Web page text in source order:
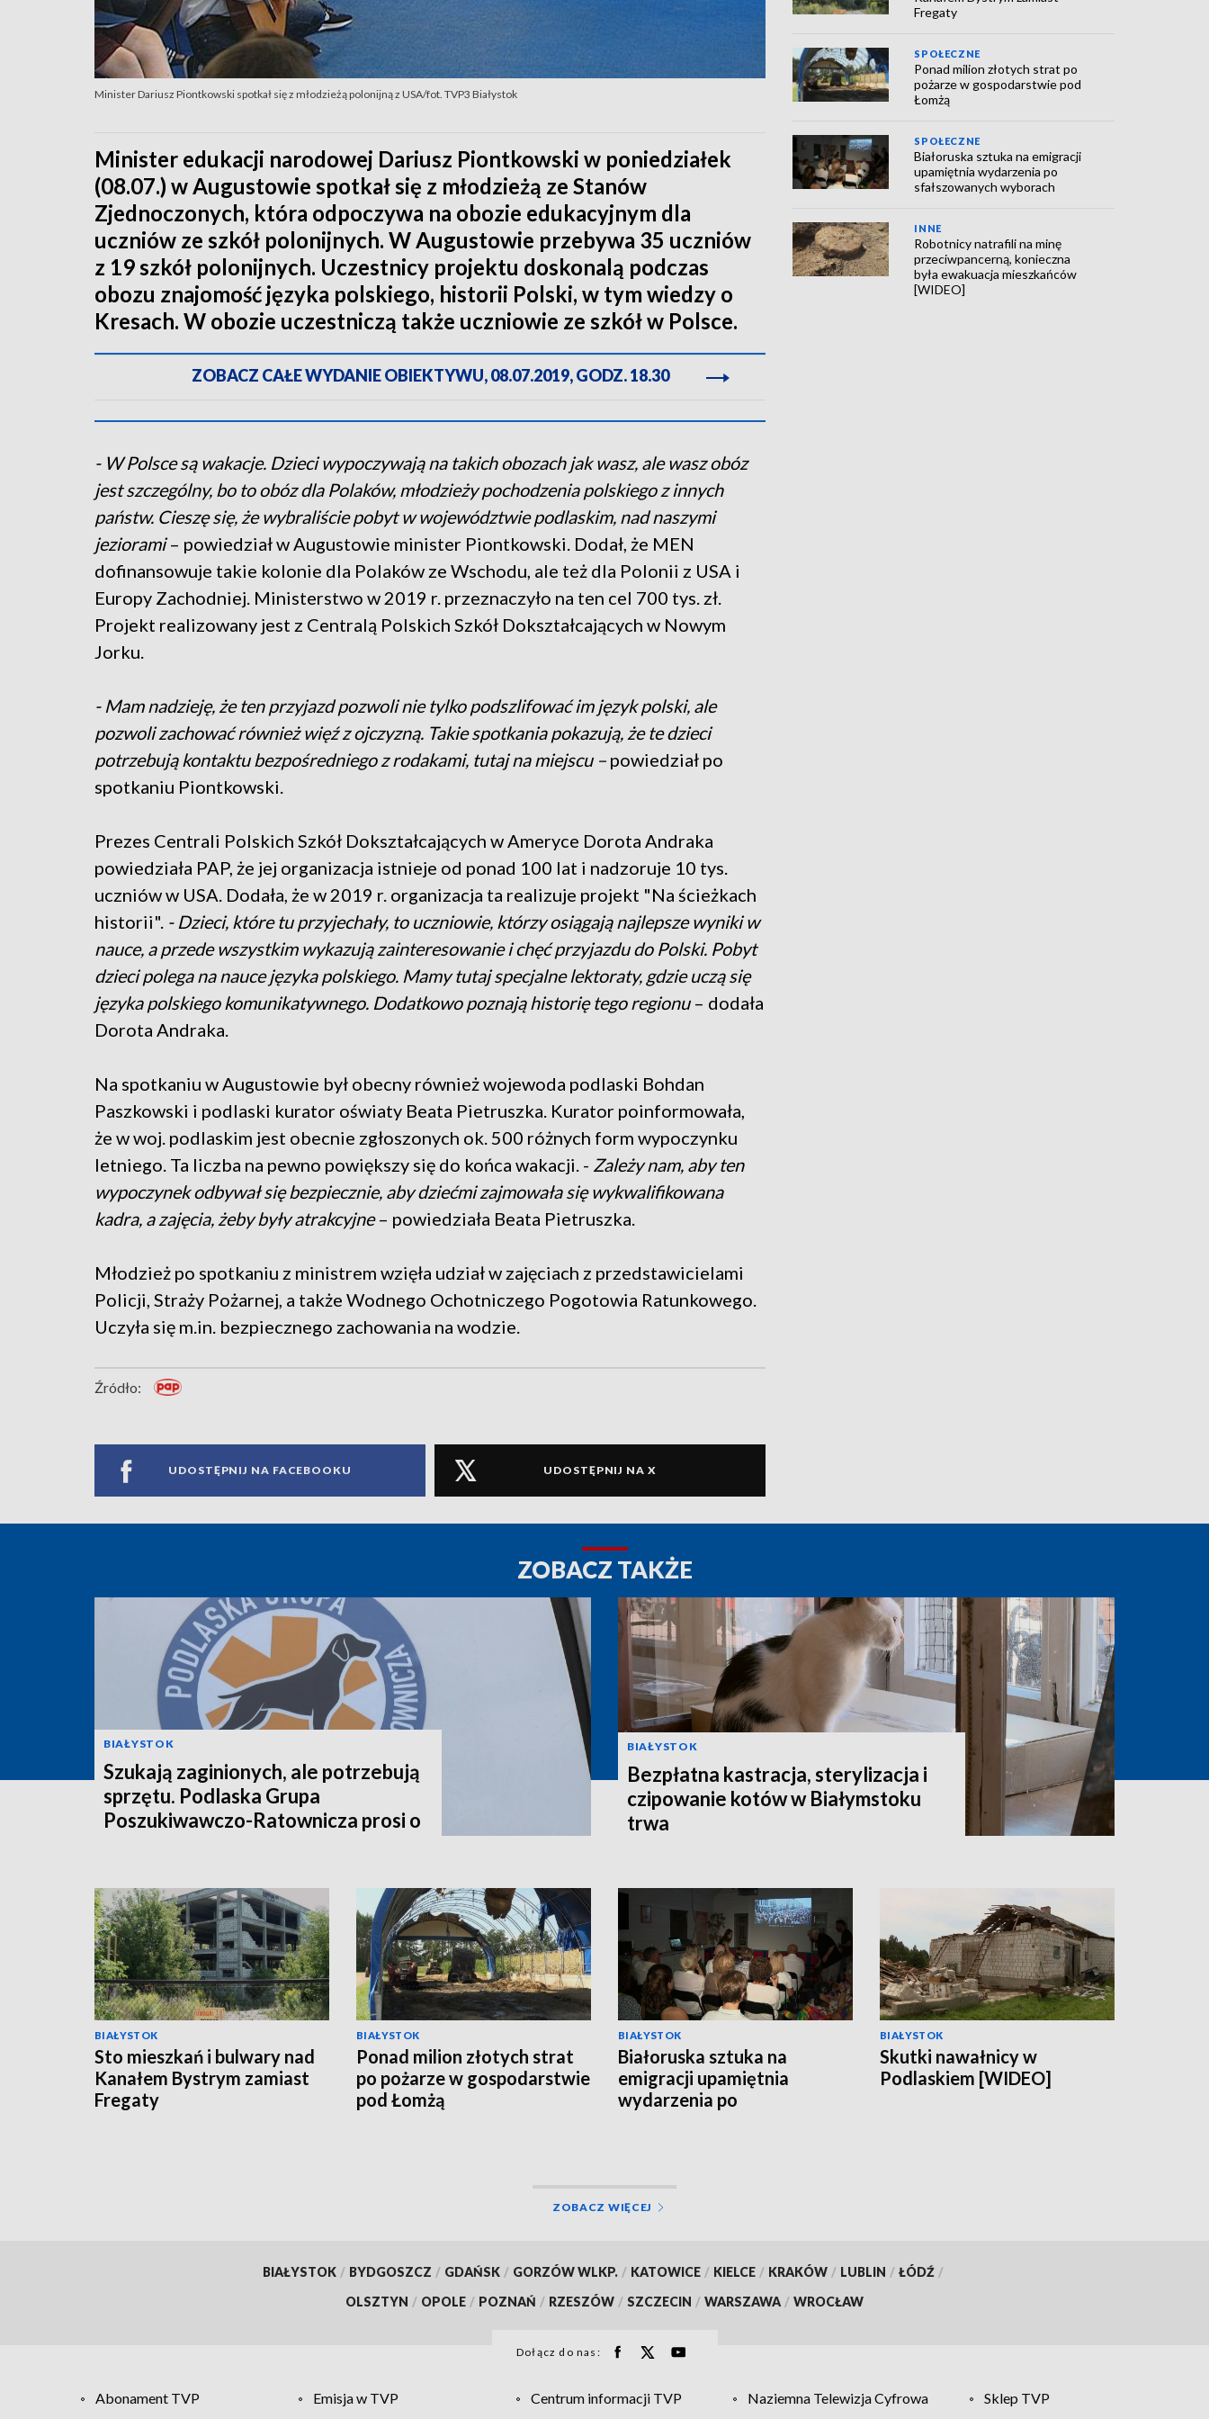
Minister Dariusz Piontkowski spotkał się z młodzieżą polonijną z USA/fot. TVP3 Białystok
Minister edukacji narodowej Dariusz Piontkowski w poniedziałek
(08.07.) w Augustowie spotkał się z młodzieżą ze Stanów
Zjednoczonych, która odpoczywa na obozie edukacyjnym dla
uczniów ze szkół polonijnych. W Augustowie przebywa 35 uczniów
z 19 szkół polonijnych. Uczestnicy projektu doskonalą podczas
obozu znajomość języka polskiego, historii Polski, w tym wiedzy o
Kresach. W obozie uczestniczą także uczniowie ze szkół w Polsce.
ZOBACZ CAŁE WYDANIE OBIEKTYWU, 08.07.2019, GODZ. 18.30
- W Polsce są wakacje. Dzieci wypoczywają na takich obozach jak wasz, ale wasz obóz
jest szczególny, bo to obóz dla Polaków, młodzieży pochodzenia polskiego z innych
państw. Cieszę się, że wybraliście pobyt w województwie podlaskim, nad naszymi
jeziorami– powiedział w Augustowie minister Piontkowski. Dodał, że MEN
dofinansowuje takie kolonie dla Polaków ze Wschodu, ale też dla Polonii z USA i
Europy Zachodniej. Ministerstwo w 2019 r. przeznaczyło na ten cel 700 tys. zł.
Projekt realizowany jest z Centralą Polskich Szkół Dokształcających w Nowym
Jorku.
- Mam nadzieję, że ten przyjazd pozwoli nie tylko podszlifować im język polski, ale
pozwoli zachować również więź z ojczyzną. Takie spotkania pokazują, że te dzieci
potrzebują kontaktu bezpośredniego z rodakami, tutaj na miejscu – powiedział po
spotkaniu Piontkowski.
Prezes Centrali Polskich Szkół Dokształcających w Ameryce Dorota Andraka
powiedziała PAP, że jej organizacja istnieje od ponad 100 lat i nadzoruje 10 tys.
uczniów w USA. Dodała, że w 2019 r. organizacja ta realizuje projekt "Na ścieżkach
historii". - Dzieci, które tu przyjechały, to uczniowie, którzy osiągają najlepsze wyniki w
nauce, a przede wszystkim wykazują zainteresowanie i chęć przyjazdu do Polski. Pobyt
dzieci polega na nauce języka polskiego. Mamy tutaj specjalne lektoraty, gdzie uczą się
języka polskiego komunikatywnego. Dodatkowo poznają historię tego regionu– dodała
Dorota Andraka.
Na spotkaniu w Augustowie był obecny również wojewoda podlaski Bohdan
Paszkowski i podlaski kurator oświaty Beata Pietruszka. Kurator poinformowała,
że w woj. podlaskim jest obecnie zgłoszonych ok. 500 różnych form wypoczynku
letniego. Ta liczba na pewno powiększy się do końca wakacji. - Zależy nam, aby ten
wypoczynek odbywał się bezpiecznie, aby dziećmi zajmowała się wykwalifikowana
kadra, a zajęcia, żeby były atrakcyjne– powiedziała Beata Pietruszka.
Młodzież po spotkaniu z ministrem wzięła udział w zajęciach z przedstawicielami
Policji, Straży Pożarnej, a także Wodnego Ochotniczego Pogotowia Ratunkowego.
Uczyła się m.in. bezpiecznego zachowania na wodzie.
Źródło:
UDOSTĘPNIJ NA FACEBOOKU UDOSTĘPNIJ NA X
Fregaty
SPOŁECZNE
Ponad milion złotych strat po
pożarze w gospodarstwie pod
Łomżą
SPOŁECZNE
Białoruska sztuka na emigracji
upamiętnia wydarzenia po
sfałszowanych wyborach
INNE
Robotnicy natrafili na minę
przeciwpancerną, konieczna
była ewakuacja mieszkańców
[WIDEO]
ZOBACZ TAKŻE
BIAŁYSTOK
Szukają zaginionych, ale potrzebują
sprzętu. Podlaska Grupa
Poszukiwawczo-Ratownicza prosi o
BIAŁYSTOK
Bezpłatna kastracja, sterylizacja i
czipowanie kotów w Białymstoku
trwa
BIAŁYSTOK
Sto mieszkań i bulwary nad
Kanałem Bystrym zamiast
Fregaty
BIAŁYSTOK
Ponad milion złotych strat
po pożarze w gospodarstwie
pod Łomżą
BIAŁYSTOK
Białoruska sztuka na
emigracji upamiętnia
wydarzenia po
BIAŁYSTOK
Skutki nawałnicy w
Podlaskiem [WIDEO]
ZOBACZ WIĘCEJ
BIAŁYSTOK / BYDGOSZCZ / GDAŃSK / GORZÓW WLKP. / KATOWICE / KIELCE / KRAKÓW / LUBLIN / ŁÓDŹ /
OLSZTYN / OPOLE / POZNAŃ / RZESZÓW / SZCZECIN / WARSZAWA / WROCŁAW
Dołącz do nas:
Abonament TVP Emisja w TVP Centrum informacji TVP Naziemna Telewizja Cyfrowa
Sklep TVP